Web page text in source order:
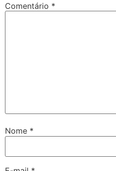
Comentário *
Nome *